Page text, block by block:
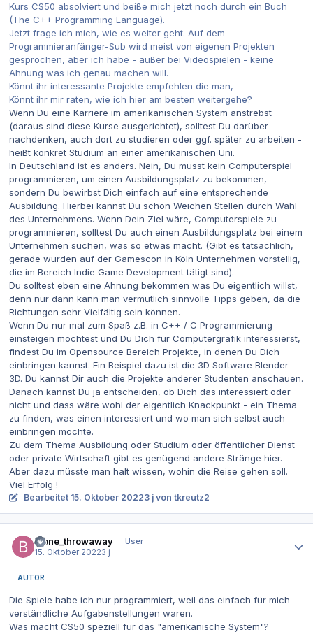
Kurs CS50 absolviert und beiße mich jetzt noch durch ein Buch
(The C++ Programming Language).
Jetzt frage ich mich, wie es weiter geht. Auf dem
Programmieranfänger-Sub wird meist von eigenen Projekten
gesprochen, aber ich habe - außer bei Videospielen - keine
Ahnung was ich genau machen will.
Könnt ihr interessante Projekte empfehlen die man,
Könnt ihr mir raten, wie ich hier am besten weitergehe?
Wenn Du eine Karriere im amerikanischen System anstrebst
(daraus sind diese Kurse ausgerichtet), solltest Du darüber
nachdenken, auch dort zu studieren oder ggf. später zu arbeiten -
heißt konkret Studium an einer amerikanischen Uni.
In Deutschland ist es anders. Nein, Du musst kein Computerspiel
programmieren, um einen Ausbildungsplatz zu bekommen,
sondern Du bewirbst Dich einfach auf eine entsprechende
Ausbildung. Hierbei kannst Du schon Weichen Stellen durch Wahl
des Unternehmens. Wenn Dein Ziel wäre, Computerspiele zu
programmieren, solltest Du auch einen Ausbildungsplatz bei einem
Unternehmen suchen, was so etwas macht. (Gibt es tatsächlich,
gerade wurden auf der Gamescon in Köln Unternehmen vorstellig,
die im Bereich Indie Game Development tätigt sind).
Du solltest eben eine Ahnung bekommen was Du eigentlich willst,
denn nur dann kann man vermutlich sinnvolle Tipps geben, da die
Richtungen sehr Vielfältig sein können.
Wenn Du nur mal zum Spaß z.B. in C++ / C Programmierung
einsteigen möchtest und Du Dich für Computergrafik interessierst,
findest Du im Opensource Bereich Projekte, in denen Du Dich
einbringen kannst. Ein Beispiel dazu ist die 3D Software Blender
3D. Du kannst Dir auch die Projekte anderer Studenten anschauen.
Danach kannst Du ja entscheiden, ob Dich das interessiert oder
nicht und dass wäre wohl der eigentlich Knackpunkt - ein Thema
zu finden, was einen interessiert und wo man sich selbst auch
einbringen möchte.
Zu dem Thema Ausbildung oder Studium oder öffentlicher Dienst
oder private Wirtschaft gibt es genügend andere Stränge hier.
Aber dazu müsste man halt wissen, wohin die Reise gehen soll.
Viel Erfolg !
Bearbeitet 15. Oktober 20223 j von tkreutz2
biene_throwaway
User
15. Oktober 20223 j
AUTOR
Die Spiele habe ich nur programmiert, weil das einfach für mich
verständliche Aufgabenstellungen waren.
Was macht CS50 speziell für das "amerikanische System"?